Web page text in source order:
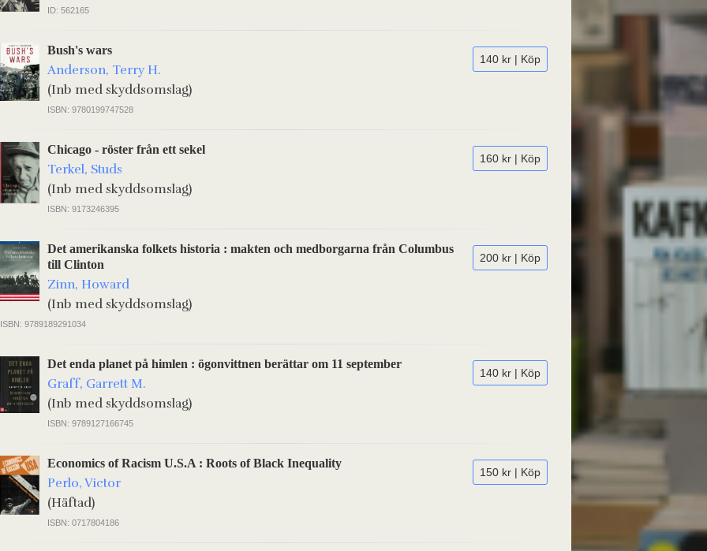
ID: 562165
140 kr | Köp
Bush's wars
Anderson, Terry H.
(Inb med skyddsomslag)
ISBN: 9780199747528
160 kr | Köp
Chicago - röster från ett sekel
Terkel, Studs
(Inb med skyddsomslag)
ISBN: 9173246395
200 kr | Köp
Det amerikanska folkets historia : makten och medborgarna från Columbus
till Clinton
Zinn, Howard
(Inb med skyddsomslag)
ISBN: 9789189291034
140 kr | Köp
Det enda planet på himlen : ögonvittnen berättar om 11 september
Graff, Garrett M.
(Inb med skyddsomslag)
ISBN: 9789127166745
150 kr | Köp
Economics of Racism U.S.A : Roots of Black Inequality
Perlo, Victor
(Häftad)
ISBN: 0717804186